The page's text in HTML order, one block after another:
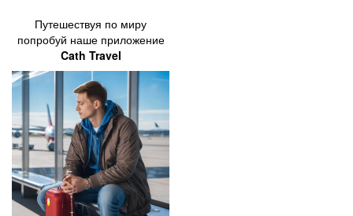
Путешествуя по миру
попробуй наше приложение
Cath Travel